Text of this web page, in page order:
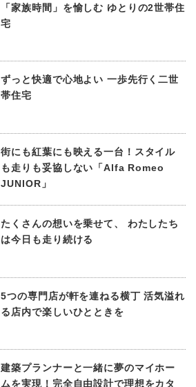
「家族時間」を愉しむ ゆとりの2世帯住
宅
ずっと快適で心地よい 一歩先行く二世
帯住宅
街にも紅葉にも映える一台！スタイル
も走りも妥協しない「Alfa Romeo
JUNIOR」
たくさんの想いを乗せて、 わたしたち
は今日も走り続ける
5つの専門店が軒を連ねる横丁 活気溢れ
る店内で楽しいひとときを
建築プランナーと一緒に夢のマイホー
ムを実現！完全自由設計で理想をカタ